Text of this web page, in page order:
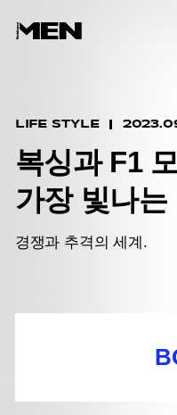
LIFE STYLE
복싱과 F1
가장 빛나는
경쟁과 추격의 세계.